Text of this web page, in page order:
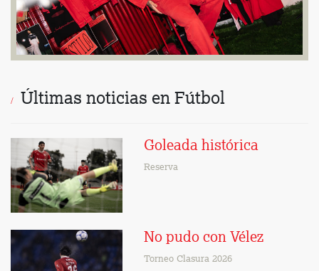
Últimas noticias en Fútbol
Goleada histórica
Reserva
No pudo con Vélez
Torneo Clasura 2026